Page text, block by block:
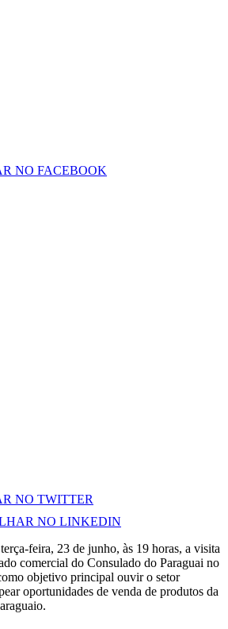
NO FACEBOOK
NO TWITTER
NO LINKEDIN
feira, 23 de junho, às 19 horas, a visita
comercial do Consulado do Paraguai no
objetivo principal ouvir o setor
oportunidades de venda de produtos da